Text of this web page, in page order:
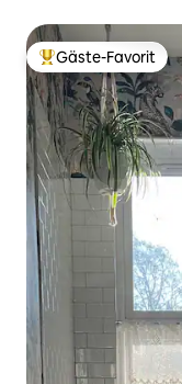
Beliebter Gäste-
Gäste-Favorit